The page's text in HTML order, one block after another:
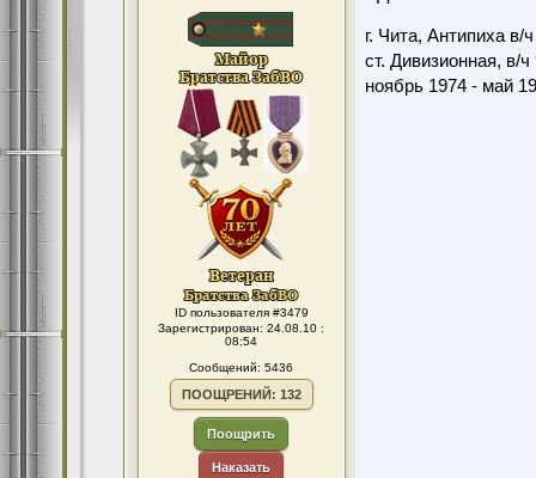
ID пользователя #3479
Зарегистрирован: 24.08.10 :
08:54
Сообщений: 5436
ПООЩРЕНИЙ: 132
Поощрить
Наказать
г. Чита, Антипиха в/
ст. Дивизионная, в/ч
ноябрь 1974 - май